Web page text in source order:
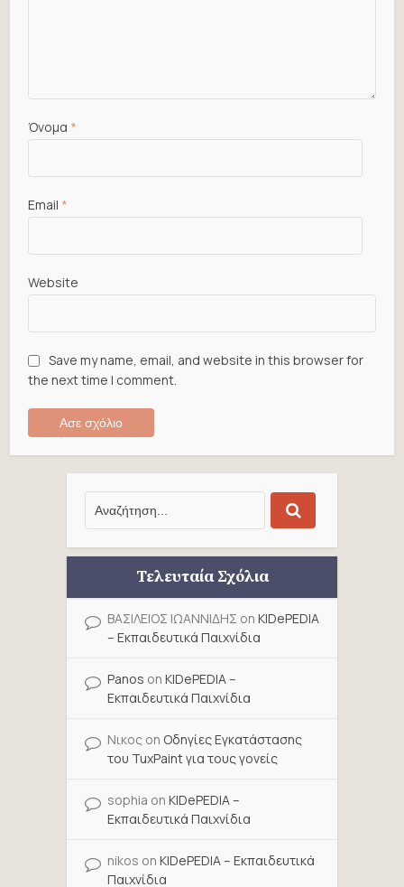
Όνομα *
Email *
Website
Save my name, email, and website in this browser for
the next time I comment.
Τελευταία Σχόλια
ΒΑΣΙΛΕΙΟΣ ΙΩΑΝΝΙΔΗΣ on KIDePEDIA
– Εκπαιδευτικά Παιχνίδια
Panos on KIDePEDIA –
Εκπαιδευτικά Παιχνίδια
Νικος on Οδηγίες Εγκατάστασης
του TuxPaint για τους γονείς
sophia on KIDePEDIA –
Εκπαιδευτικά Παιχνίδια
nikos on KIDePEDIA – Εκπαιδευτικά
Παιχνίδια